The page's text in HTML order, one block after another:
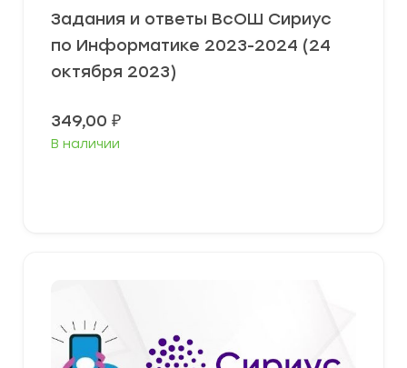
Задания и ответы ВсОШ Сириус
по Информатике 2023-2024 (24
октября 2023)
349,00 ₽
В наличии